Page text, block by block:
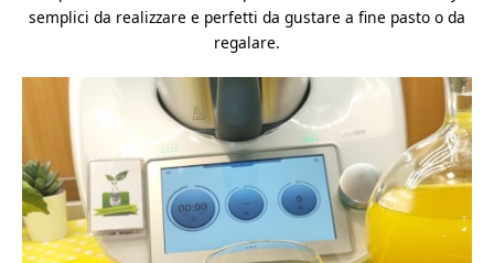
semplici da realizzare e perfetti da gustare a fine pasto o da
regalare.